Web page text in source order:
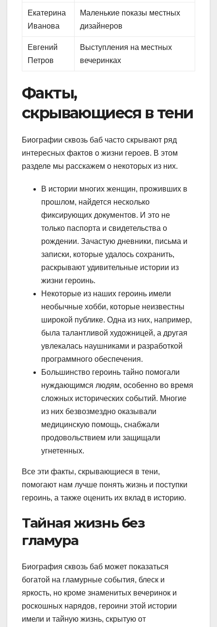
Екатерина
Иванова
Маленькие показы местных
дизайнеров
Евгений
Петров
Выступления на местных
вечеринках
Факты,
скрывающиеся в тени
Биографии сквозь баб часто скрывают ряд
интересных фактов о жизни героев. В этом
разделе мы расскажем о некоторых из них.
В истории многих женщин, проживших в
прошлом, найдется несколько
фиксирующих документов. И это не
только паспорта и свидетельства о
рождении. Зачастую дневники, письма и
записки, которые удалось сохранить,
раскрывают удивительные истории из
жизни героинь.
Некоторые из наших героинь имели
необычные хобби, которые неизвестны
широкой публике. Одна из них, например,
была талантливой художницей, а другая
увлекалась наушниками и разработкой
программного обеспечения.
Большинство героинь тайно помогали
нуждающимся людям, особенно во время
сложных исторических событий. Многие
из них безвозмездно оказывали
медицинскую помощь, снабжали
продовольствием или защищали
угнетенных.
Все эти факты, скрывающиеся в тени,
помогают нам лучше понять жизнь и поступки
героинь, а также оценить их вклад в историю.
Тайная жизнь без
гламура
Биография сквозь баб может показаться
богатой на гламурные события, блеск и
яркость, но кроме знаменитых вечеринок и
роскошных нарядов, героини этой истории
имели и тайную жизнь, скрытую от